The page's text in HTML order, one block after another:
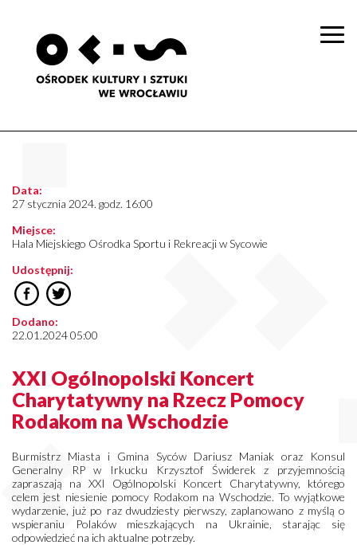
Data:
27 stycznia 2024. godz. 16:00
Miejsce:
Hala Miejskiego Ośrodka Sportu i Rekreacji w Sycowie
Udostępnij:
Dodano:
22.01.2024 05:00
XXI Ogólnopolski Koncert
Charytatywny na Rzecz Pomocy
Rodakom na Wschodzie
Burmistrz Miasta i Gmina Syców Dariusz Maniak oraz Konsul
Generalny RP w Irkucku Krzysztof Świderek z przyjemnością
zapraszają na XXI Ogólnopolski Koncert Charytatywny, którego
celem jest niesienie pomocy Rodakom na Wschodzie. To wyjątkowe
wydarzenie, już po raz dwudziesty pierwszy, zaplanowano z myślą o
wspieraniu Polaków mieszkających na Ukrainie, starając się
odpowiedzieć na ich aktualne potrzeby.